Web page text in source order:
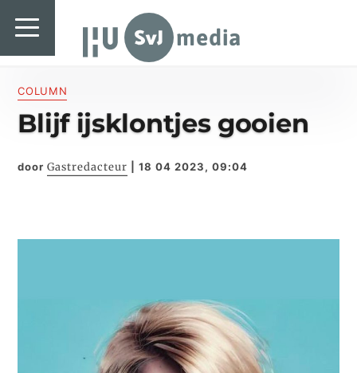
SvJ media
COLUMN
Blijf ijsklontjes gooien
doorGastredacteur |18 04 2023, 09:04
SvJ media
Regionaal
Specials & International
Freelancebureau
Agenda & Vacatures